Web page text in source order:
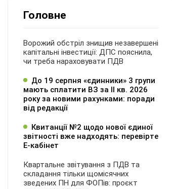
Головне
Ворожий обстріл знищив незавершені
капітальні інвестиції: ДПС пояснила,
чи треба нараховувати ПДВ
До 19 серпня «єдинники» 3 групи
мають сплатити ВЗ за ІІ кв. 2026
року за новими рахунками: поради
від редакції
Квитанції №2 щодо нової єдиної
звітності вже надходять: перевірте
Е-кабінет
Квартальне звітування з ПДВ та
складання тільки щомісячних
зведених ПН для ФОПів: проєкт